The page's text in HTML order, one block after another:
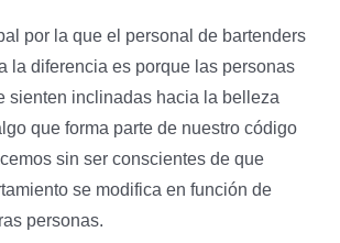
por la que el personal de bartenders
la diferencia es porque las personas
sienten inclinadas hacia la belleza
que forma parte de nuestro código
sin ser conscientes de que
se modifica en función de
personas.